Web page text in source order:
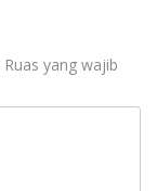
Ruas yang wajib